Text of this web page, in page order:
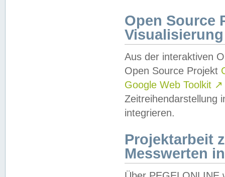
Open Source
Visualisierung
Aus der interaktiven
Open Source Projekt
Google Web Toolkit ↗
Zeitreihendarstellung
integrieren.
Projektarbeit
Messwerten